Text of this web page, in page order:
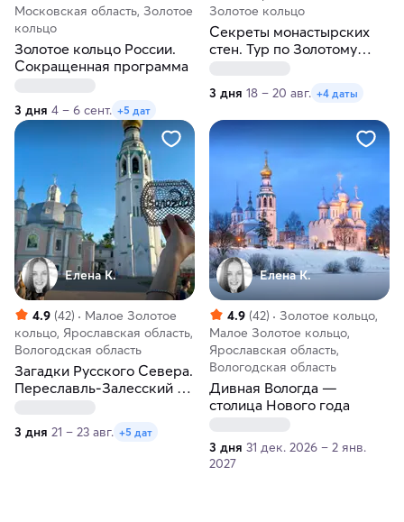
Московская область, Золотое
кольцо
Золотое кольцо России.
Сокращенная программа
3 дня 4 – 6 сент. +5 дат
Золотое кольцо
Секреты монастырских
стен. Тур по Золотому
3 дня 18 – 20 авг. +4 даты
Елена К.
4.9 (42)
Малое Золотое
кольцо, Ярославская область,
Вологодская область
Загадки Русского Севера.
Переславль-Залесский —
3 дня 21 – 23 авг. +5 дат
Елена К.
4.9 (42)
Золотое кольцо,
Малое Золотое кольцо,
Ярославская область,
Вологодская область
Дивная Вологда —
столица Нового года
3 дня 31 дек. 2026 – 2 янв.
2027